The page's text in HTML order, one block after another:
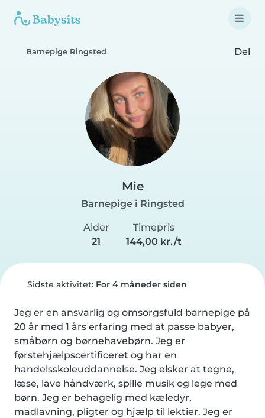
Barnepige Ringsted Del
Mie
Barnepige i Ringsted
Alder
21
Timepris
144,00 kr./t
Sidste aktivitet: For 4 måneder siden
Jeg er en ansvarlig og omsorgsfuld barnepige på
20 år med 1 års erfaring med at passe babyer,
småbørn og børnehavebørn. Jeg er
førstehjælpscertificeret og har en
handelsskoleuddannelse. Jeg elsker at tegne,
læse, lave håndværk, spille musik og lege med
børn. Jeg er behagelig med kæledyr,
madlavning, pligter og hjælp til lektier. Jeg er